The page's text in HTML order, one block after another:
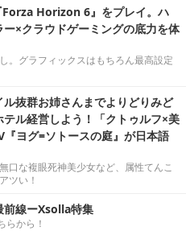
Horizon 6』をプレイ。ハ
ー×クラウドゲーミングの底力を体
。グラフィックスはもちろん最高設定
抜群お姉さんまでよりどりみど
テル経営しよう！「クトゥルフ×美
『ヨグ=ソトースの庭』が日本語
口な複眼死神美少女など、属性てんこ
ツい！
前線ーXsolla特集
らから！